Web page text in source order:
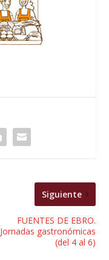
Siguiente
FUENTES DE EBRO.
Jornadas gastronómicas
(del 4 al 6)